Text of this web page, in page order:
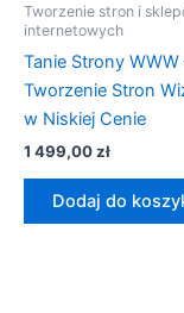
Tworzenie stron i
internetowych
Tanie Strony WWW
Tworzenie Stron
w Niskiej Cenie
1 499,00zł
Dodaj do